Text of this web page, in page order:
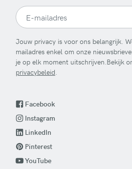
Jouw privacy is voor ons belangrijk.
mailadres enkel om onze
je op elk moment uitschrijven.Bekijk
privacybeleid.
Facebook
Instagram
LinkedIn
Pinterest
YouTube